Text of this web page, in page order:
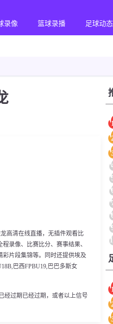
录像 篮球录播 足球动态
高清在线直播，无插件观看比
录像、比赛比分、赛事结果、
片段集锦等。同时还提供埃及
巴西FPBU19,巴巴多斯女
经过期已经过期，或者以上信号